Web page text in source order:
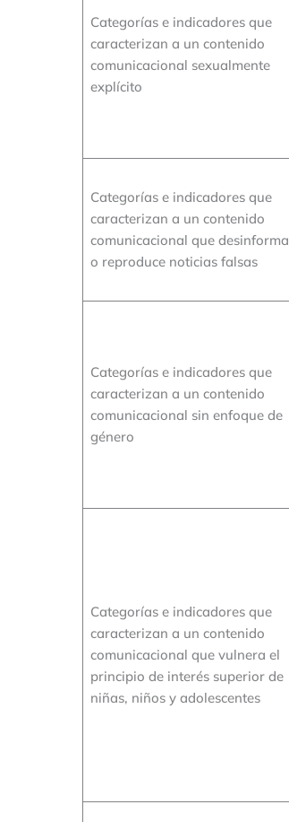
Categorías e indicadores que
caracterizan a un contenido
comunicacional sexualmente
explícito
Categorías e indicadores que
caracterizan a un contenido
comunicacional que desinforma
o reproduce noticias falsas
Categorías e indicadores que
caracterizan a un contenido
comunicacional sin enfoque de
género
Categorías e indicadores que
caracterizan a un contenido
comunicacional que vulnera el
principio de interés superior de
niñas, niños y adolescentes